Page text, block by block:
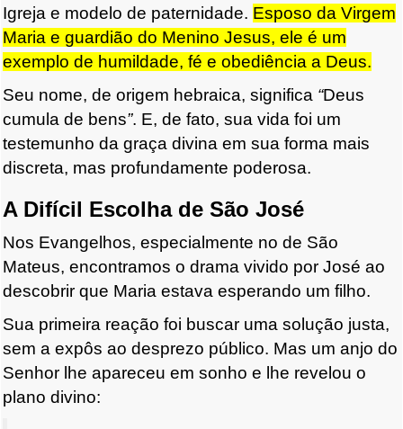
Igreja e modelo de paternidade. Esposo da Virgem
Maria e guardião do Menino Jesus, ele é um
exemplo de humildade, fé e obediência a Deus.
Seu nome, de origem hebraica, significa “Deus
cumula de bens”. E, de fato, sua vida foi um
testemunho da graça divina em sua forma mais
discreta, mas profundamente poderosa.
A Difícil Escolha de São José
Nos Evangelhos, especialmente no de São
Mateus, encontramos o drama vivido por José ao
descobrir que Maria estava esperando um filho.
Sua primeira reação foi buscar uma solução justa,
sem a expôs ao desprezo público. Mas um anjo do
Senhor lhe apareceu em sonho e lhe revelou o
plano divino: